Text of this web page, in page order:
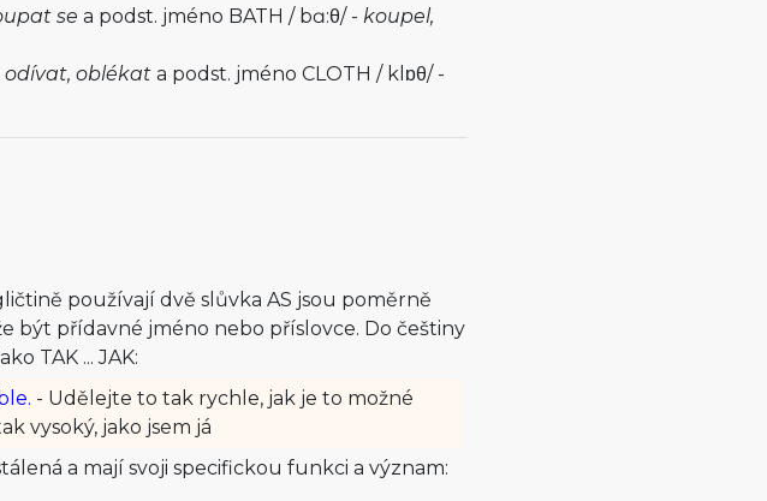
se a podst. jméno BATH /bɑ:θ/ - koupel,
odívat, oblékata podst. jméno CLOTH /klɒθ/ -
používají dvě slůvka AS jsou poměrně
být přídavné jméno nebo příslovce. Do češtiny
TAK ... JAK:
- Udělejte to tak rychle, jak je to možné
vysoký, jako jsem já
a mají svoji specifickou funkci a význam: